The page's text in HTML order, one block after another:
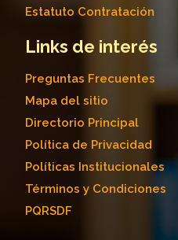
Estatuto Contratación
Links de interés
Preguntas Frecuentes
Mapa del sitio
Directorio Principal
Política de Privacidad
Políticas Institucionales
Términos y Condiciones
PQRSDF